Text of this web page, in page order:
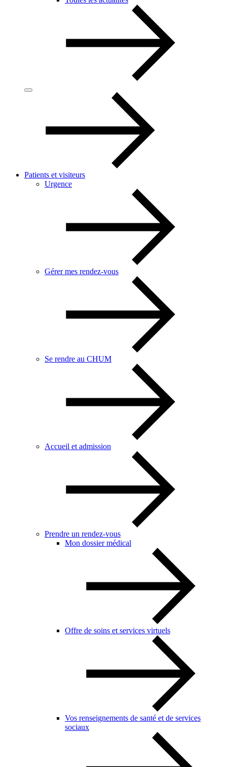
Patients et visiteurs
Urgence
Gérer mes rendez-vous
Se rendre au CHUM
Accueil et admission
Prendre un rendez-vous
Mon dossier médical
Offre de soins et services virtuels
Vos renseignements de santé et de services
sociaux